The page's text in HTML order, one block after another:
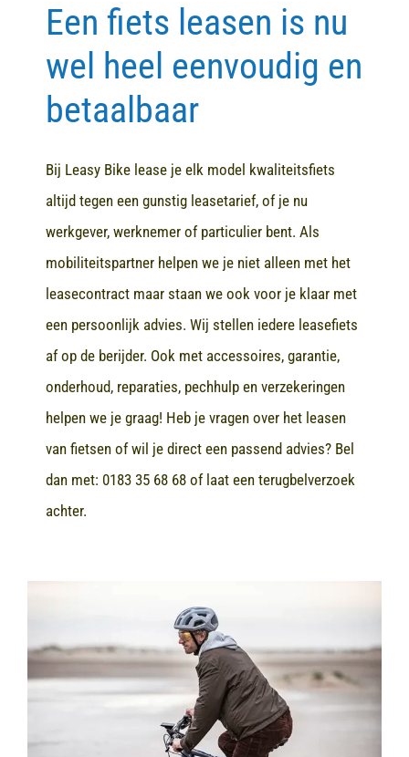
Contact
Een fiets leasen is nu
wel heel eenvoudig en
betaalbaar
Bij Leasy Bike lease je elk model kwaliteitsfiets
altijd tegen een gunstig leasetarief, of je nu
werkgever, werknemer of particulier bent. Als
mobiliteitspartner helpen we je niet alleen met het
leasecontract maar staan we ook voor je klaar met
een persoonlijk advies. Wij stellen iedere leasefiets
af op de berijder. Ook met accessoires, garantie,
onderhoud, reparaties, pechhulp en verzekeringen
helpen we je graag! Heb je vragen over het leasen
van fietsen of wil je direct een passend advies? Bel
dan met: 0183 35 68 68of laat een terugbelverzoek
achter.